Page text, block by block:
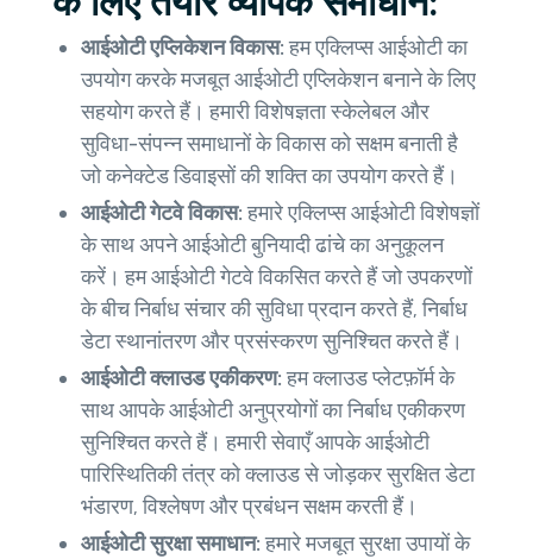
आईओटी एप्लिकेशन विकास:हम एक्लिप्स आईओटी का
उपयोग करके मजबूत आईओटी एप्लिकेशन बनाने के लिए
सहयोग करते हैं। हमारी विशेषज्ञता स्केलेबल और
सुविधा-संपन्न समाधानों के विकास को सक्षम बनाती है
जो कनेक्टेड डिवाइसों की शक्ति का उपयोग करते हैं।
आईओटी गेटवे विकास:हमारे एक्लिप्स आईओटी विशेषज्ञों
के साथ अपने आईओटी बुनियादी ढांचे का अनुकूलन
करें। हम आईओटी गेटवे विकसित करते हैं जो उपकरणों
के बीच निर्बाध संचार की सुविधा प्रदान करते हैं, निर्बाध
डेटा स्थानांतरण और प्रसंस्करण सुनिश्चित करते हैं।
आईओटी क्लाउड एकीकरण:हम क्लाउड प्लेटफ़ॉर्म के
साथ आपके आईओटी अनुप्रयोगों का निर्बाध एकीकरण
सुनिश्चित करते हैं। हमारी सेवाएँ आपके आईओटी
पारिस्थितिकी तंत्र को क्लाउड से जोड़कर सुरक्षित डेटा
भंडारण, विश्लेषण और प्रबंधन सक्षम करती हैं।
आईओटी सुरक्षा समाधान:हमारे मजबूत सुरक्षा उपायों के